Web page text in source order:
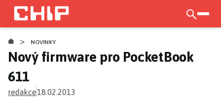
Přejít
hlavnímu
obsahu
> NOVINKY
Nový firmware pro PocketBook
611
redakce18.02.2013